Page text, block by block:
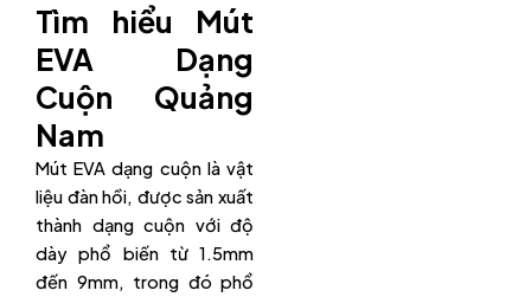
Tìm hiểu Mút
EVA Dạng
Cuộn Quảng
Nam
Mút EVA dạng cuộn là vật
liệu đàn hồi, được sản xuất
thành dạng cuộn với độ
dày phổ biến từ 1.5mm
đến 9mm, trong đó phổ